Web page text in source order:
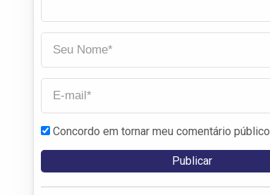
Concordo em tornar meu comentário público